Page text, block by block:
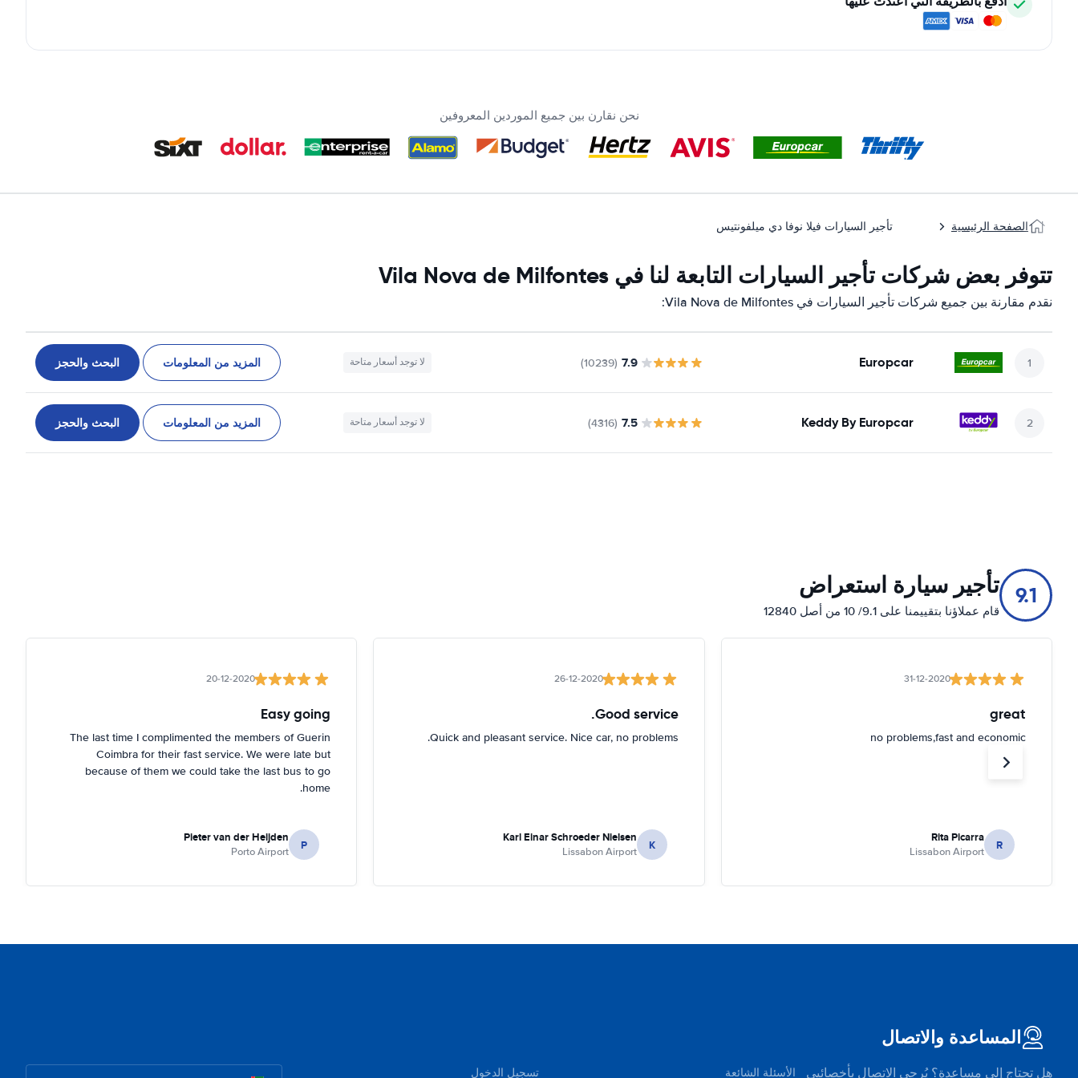
نحن نقارن بين جميع الموردين المعروفين
الصفحة الرئيسية تأجير السيارات فيلا نوفا دي ميلفونتيس
تتوفر بعض شركات تأجير السيارات التابعة لنا في Vila Nova de Milfontes
نقدم مقارنة بين جميع شركات تأجير السيارات في Vila Nova de Milfontes:
Europcar
7.9
(10239) لا توجد أسعار متاحة المزيد من المعلومات البحث والحجز
Keddy By Europcar
7.5
(4316) لا توجد أسعار متاحة المزيد من المعلومات البحث والحجز
9.1 تأجير سيارة استعراض
قام عملاؤنا بتقييمنا على 9.1/ 10 من أصل 12840
31-12-2020
great
no problems,fast and economic
R
Rita Picarra
Lissabon Airport
26-12-2020
Good service.
Quick and pleasant service. Nice car, no problems.
K
Karl Einar Schroeder Nielsen
Lissabon Airport
20-12-2020
Easy going
The last time I complimented the members of Guerin
Coimbra for their fast service. We were late but
because of them we could take the last bus to go
home.
P
Pieter van der Heijden
Porto Airport
المساعدة والاتصال
هل تحتاج إلى مساعدة؟ يُرجى الاتصال بأخصائيي الأسئلة الشائعة تسجيل الدخول